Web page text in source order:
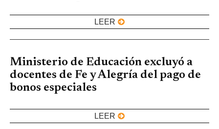
LEER
Ministerio de Educación excluyó a
docentes de Fe y Alegría del pago de
bonos especiales
LEER